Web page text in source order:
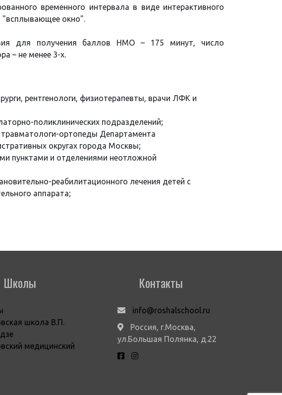
временного интервала в виде интерактивного
"всплывающее окно".
для получения баллов НМО – 175 минут, число
– не менее 3-х.
рентгенологи, физиотерапевты, врачи ЛФК и
поликлинических подразделений;
ортопеды Департамента
округах города Москвы;
пунктами и отделениями неотложной
реабилитационного лечения детей с
аппарата;
Школы
школа В.П.
медицинский
Контакты
info@roshalschool.ru
Россия, г.Москва,
ул.Большая Полянка, д.22